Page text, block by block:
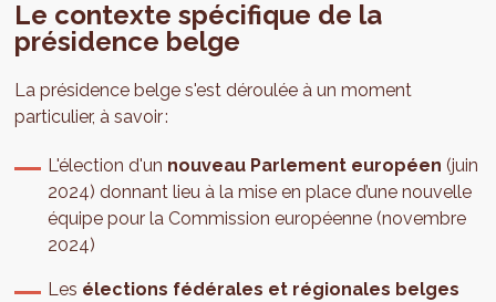
Le contexte spécifique de la
présidence belge
La présidence belge s'est déroulée à un moment
particulier, à savoir :
L'élection d'un nouveau Parlement européen (juin
2024) donnant lieu à la mise en place d’une nouvelle
équipe pour la Commission européenne (novembre
2024)
Les élections fédérales et régionales belges